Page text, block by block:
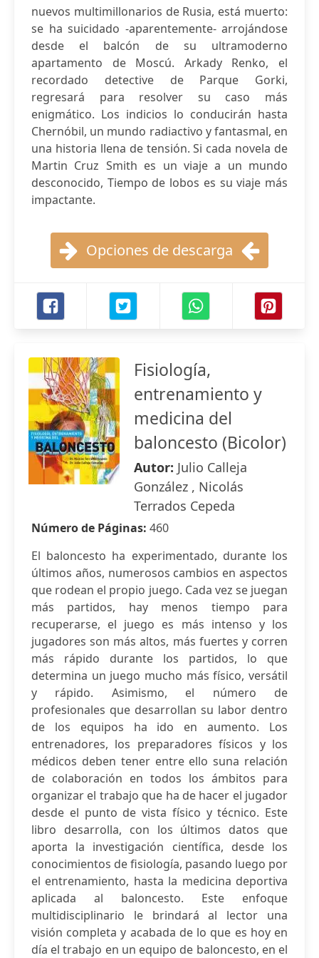
nuevos multimillonarios de Rusia, está muerto:
se ha suicidado -aparentemente- arrojándose
desde el balcón de su ultramoderno
apartamento de Moscú. Arkady Renko, el
recordado detective de Parque Gorki,
regresará para resolver su caso más
enigmático. Los indicios lo conducirán hasta
Chernóbil, un mundo radiactivo y fantasmal, en
una historia llena de tensión. Si cada novela de
Martin Cruz Smith es un viaje a un mundo
desconocido, Tiempo de lobos es su viaje más
impactante.
Opciones de descarga
Fisiología,
entrenamiento y
medicina del
baloncesto (Bicolor)
Autor: Julio Calleja
González , Nicolás
Terrados Cepeda
Número de Páginas: 460
El baloncesto ha experimentado, durante los
últimos años, numerosos cambios en aspectos
que rodean el propio juego. Cada vez se juegan
más partidos, hay menos tiempo para
recuperarse, el juego es más intenso y los
jugadores son más altos, más fuertes y corren
más rápido durante los partidos, lo que
determina un juego mucho más físico, versátil
y rápido. Asimismo, el número de
profesionales que desarrollan su labor dentro
de los equipos ha ido en aumento. Los
entrenadores, los preparadores físicos y los
médicos deben tener entre ello suna relación
de colaboración en todos los ámbitos para
organizar el trabajo que ha de hacer el jugador
desde el punto de vista físico y técnico. Este
libro desarrolla, con los últimos datos que
aporta la investigación científica, desde los
conocimientos de fisiología, pasando luego por
el entrenamiento, hasta la medicina deportiva
aplicada al baloncesto. Este enfoque
multidisciplinario le brindará al lector una
visión completa y acabada de lo que es hoy en
día el trabajo en un equipo de baloncesto, en el